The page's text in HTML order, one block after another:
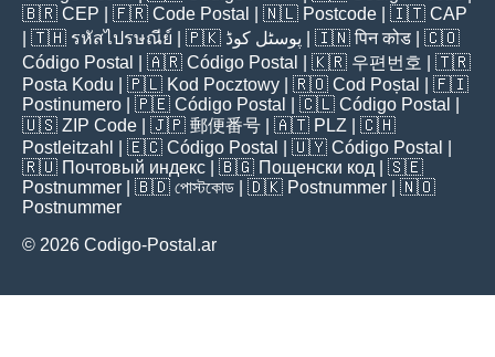
🇧🇷 CEP | 🇫🇷 Code Postal | 🇳🇱 Postcode | 🇮🇹 CAP
| 🇹🇭 รหัสไปรษณีย์ | 🇵🇰 پوسٹل کوڈ | 🇮🇳पिन कोड | 🇨🇴
Código Postal
| 🇦🇷 Código Postal | 🇰🇷 우편번호
| 🇹🇷
Posta Kodu | 🇵🇱 Kod Pocztowy | 🇷🇴 Cod Poștal
| 🇫🇮
Postinumero | 🇵🇪 Código Postal | 🇨🇱 Código Postal
🇺🇸 ZIP Code | 🇯🇵 郵便番号 | 🇦🇹 PLZ | 🇨🇭
Postleitzahl
| 🇪🇨 Código Postal | 🇺🇾 Código Postal
🇷🇺 Почтовый индекс | 🇧🇬 Пощенски код | 🇸🇪
Postnummer | 🇧🇩 পোস্টকোড | 🇩🇰 Postnummer | 🇳🇴
Postnummer
© 2026 Codigo-Postal.ar